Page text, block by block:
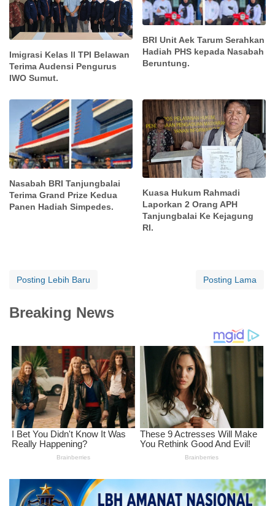
Imigrasi Kelas ll TPI Belawan
Terima Audensi Pengurus
IWO Sumut.
BRI Unit Aek Tarum Serahkan
Hadiah PHS kepada Nasabah
Beruntung.
Nasabah BRI Tanjungbalai
Terima Grand Prize Kedua
Panen Hadiah Simpedes.
Kuasa Hukum Rahmadi
Laporkan 2 Orang APH
Tanjungbalai Ke Kejagung
RI.
Posting Lebih Baru Posting Lama
Breaking News